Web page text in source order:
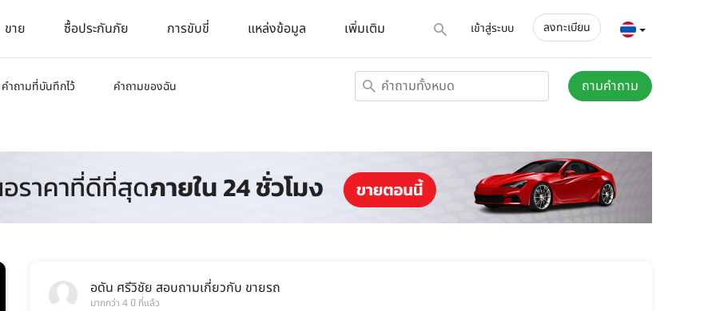
ขาย ซื้อประกันภัย การขับขี่ แหล่งข้อมูล เพิ่มเติม เข้าสู่ระบบ ลงทะเบียน
คำถามที่บันทึกไว้ คำถามของฉัน ถามคำถาม
อดัน ศรีวิชัย สอบถามเกี่ยวกับ ขายรถ
มากกว่า 4 ปี ที่แล้ว